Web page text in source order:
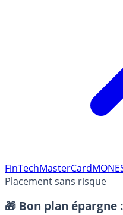
Placement sans risque